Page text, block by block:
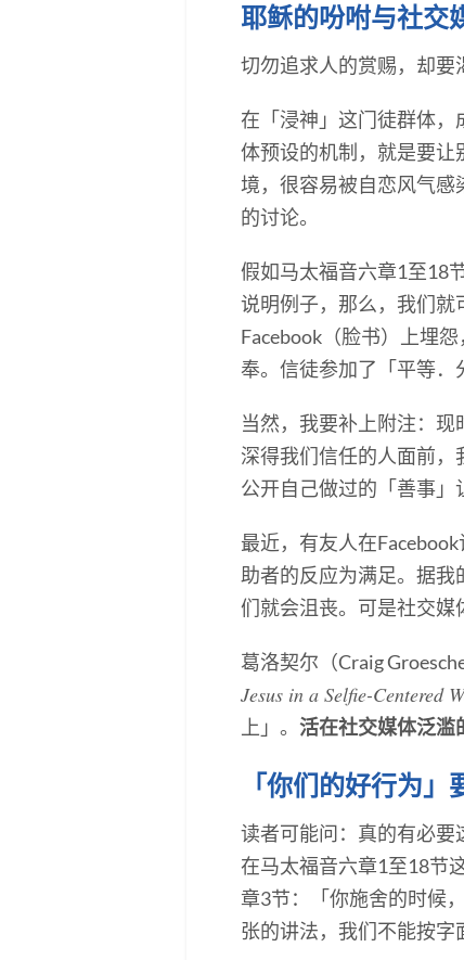
耶稣的吩咐与社交
切勿追求人的赏赐，却要
在「浸神」这门徒群体
体预设的机制，就是要
境，很容易被自恋风气感
的讨论。
假如马太福音六章1至18
说明例子，那么，我们
Facebook（脸书）上埋
奉。信徒参加了「平等．
当然，我要补上附注：现
深得我们信任的人面前
公开自己做过的「善事」
最近，有友人在
助者的反应为满足。据
们就会沮丧。可是社交媒
葛洛契尔（Craig
Jesus in a Selfie-Centered
上」。 活在社交媒体泛滥
「你们的好行为」
读者可能问：真的有必要
在马太福音六章1至18节
章3节：「你施舍的时候
张的讲法，我们不能按字